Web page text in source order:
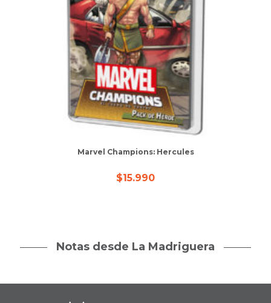
Marvel Champions: Hercules
$15.990
Notas desde La Madriguera